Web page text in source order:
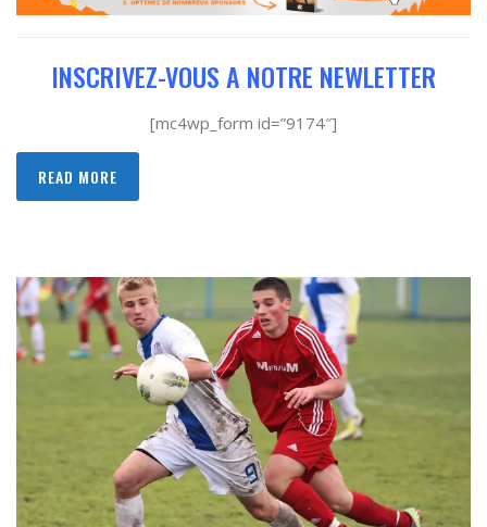
INSCRIVEZ-VOUS A NOTRE NEWLETTER
[mc4wp_form id=”9174″]
READ MORE